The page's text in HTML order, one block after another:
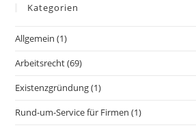
Kategorien
Allgemein (1)
Arbeitsrecht(69)
Existenzgründung(1)
Rund-um-Service für Firmen (1)